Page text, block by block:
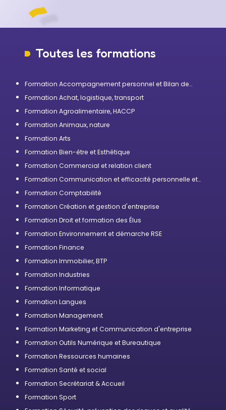
Toutes les formations
Formation Accompagnement personnel et Bilan de
Formation Achat, logistique, transport
Formation Agroalimentaire, HACCP
Formation Animaux, nature
Formation Arts
Formation Bien-être et Esthétique
Formation Commercial et relation client
Formation Communication et efficacité personnelle et
Formation Comptabilité
Formation Création et gestion d'entreprise
Formation Droit et formation des Élus
Formation Environnement et démarche RSE
Formation Finance
Formation Immobilier, BTP
Formation Industries
Formation Informatique
Formation Langues
Formation Management
Formation Marketing et Communication d'entreprise
Formation Outils Numérique et Bureautique
Formation Ressources humaines
Formation Santé et social
Formation Secrétariat & Accueil
Formation Sport